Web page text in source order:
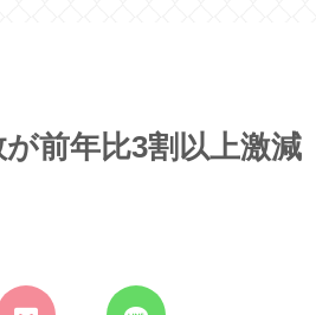
が前年比3割以上激減